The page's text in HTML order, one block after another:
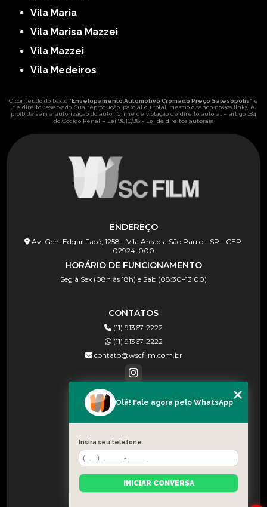
Vila Maria
Vila Marisa Mazzei
Vila Mazzei
Vila Medeiros
O conteúdo do texto "Envelopamento Automotivo Cromado Preço Salesópolis" é
de direito reservado. Sua reprodução, parcial ou total, mesmo citando nossos links, é
proibida sem a autorização do autor. Crime de violação de direito autoral – artigo 184
do Código Penal – Lei 9610/98 - Lei de direitos autorais.
ENDEREÇO
Av. Gen. Edgar Facó, 1258 - Vila Arcadia São Paulo - SP - CEP:
02924-000
HORÁRIO DE FUNCIONAMENTO
Seg à Sex (08h às 18h) e Sab (08:30–13:00)
CONTATOS
(11) 91367-2222
(11) 91367-2222
contato@wscfilm.com.br
MENU
HOME
BLOG
CONTATO
CATEGORIAS
Olá! Fale agora pelo WhatsApp
Insira seu telefone
INICIAR CONVERSA